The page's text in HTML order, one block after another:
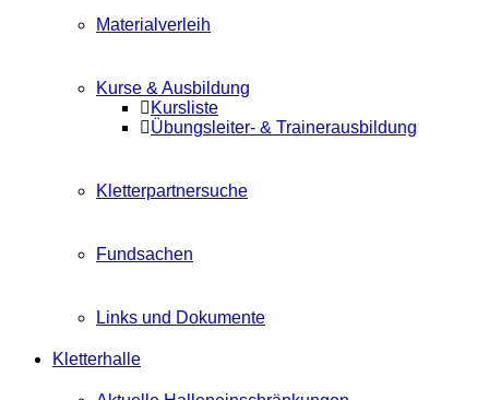
Materialverleih
Kurse & Ausbildung
Kursliste
Übungsleiter- & Trainerausbildung
Kletterpartnersuche
Fundsachen
Links und Dokumente
Kletterhalle